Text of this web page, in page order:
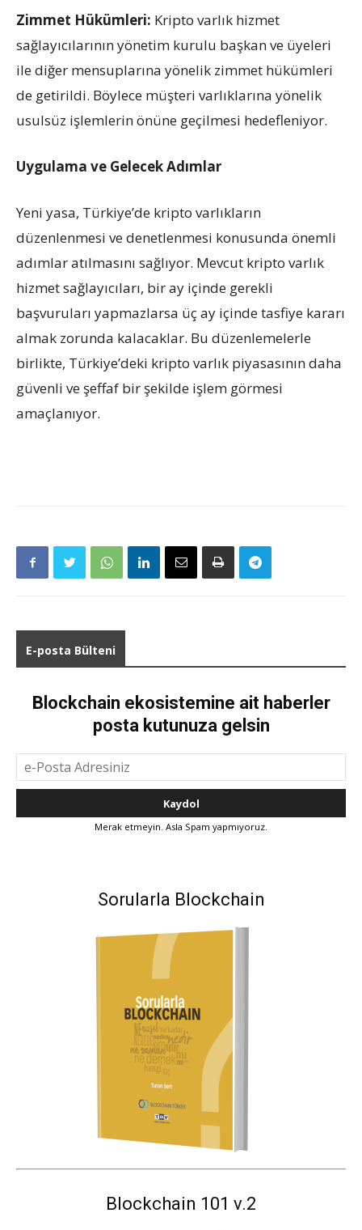
Zimmet Hükümleri: Kripto varlık hizmet
sağlayıcılarının yönetim kurulu başkan ve üyeleri
ile diğer mensuplarına yönelik zimmet hükümleri
de getirildi. Böylece müşteri varlıklarına yönelik
usulsüz işlemlerin önüne geçilmesi hedefleniyor.
Uygulama ve Gelecek Adımlar
Yeni yasa, Türkiye’de kripto varlıkların
düzenlenmesi ve denetlenmesi konusunda önemli
adımlar atılmasını sağlıyor. Mevcut kripto varlık
hizmet sağlayıcıları, bir ay içinde gerekli
başvuruları yapmazlarsa üç ay içinde tasfiye kararı
almak zorunda kalacaklar. Bu düzenlemelerle
birlikte, Türkiye’deki kripto varlık piyasasının daha
güvenli ve şeffaf bir şekilde işlem görmesi
amaçlanıyor.
E-posta Bülteni
Blockchain ekosistemine ait haberler
posta kutunuza gelsin
Merak etmeyin. Asla Spam yapmıyoruz.
Sorularla Blockchain
Blockchain 101 v.2